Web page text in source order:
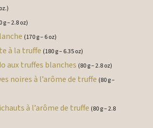
g – 2.8 oz)
(170 g – 6 oz)
à la truffe (180 g – 6.35 oz)
aux truffes blanches (80 g – 2.8 oz)
noires à l’arôme de truffe (80 g –
à l’arôme de truffe (80 g – 2.8